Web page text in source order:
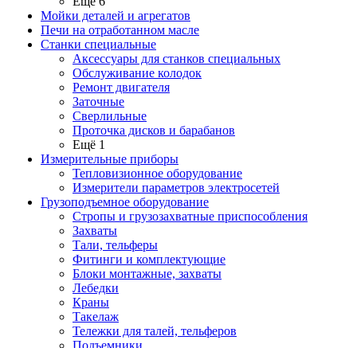
Мойки деталей и агрегатов
Печи на отработанном масле
Станки специальные
Аксессуары для станков специальных
Обслуживание колодок
Ремонт двигателя
Заточные
Сверлильные
Проточка дисков и барабанов
Ещё 1
Измерительные приборы
Тепловизионное оборудование
Измерители параметров электросетей
Грузоподъемное оборудование
Стропы и грузозахватные приспособления
Захваты
Тали, тельферы
Фитинги и комплектующие
Блоки монтажные, захваты
Лебедки
Краны
Такелаж
Тележки для талей, тельферов
Подъемники